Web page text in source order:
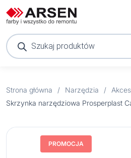
Wyszukiwarka
produktów
Strona główna / Narzędzia /
PROMOCJA